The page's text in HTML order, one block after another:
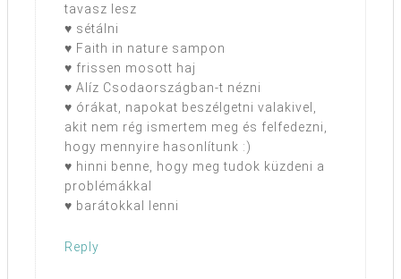
tavasz lesz
♥ sétálni
♥ Faith in nature sampon
♥ frissen mosott haj
♥ Alíz Csodaországban-t nézni
♥ órákat, napokat beszélgetni valakivel,
akit nem rég ismertem meg és felfedezni,
hogy mennyire hasonlítunk :)
♥ hinni benne, hogy meg tudok küzdeni a
problémákkal
♥ barátokkal lenni
Reply